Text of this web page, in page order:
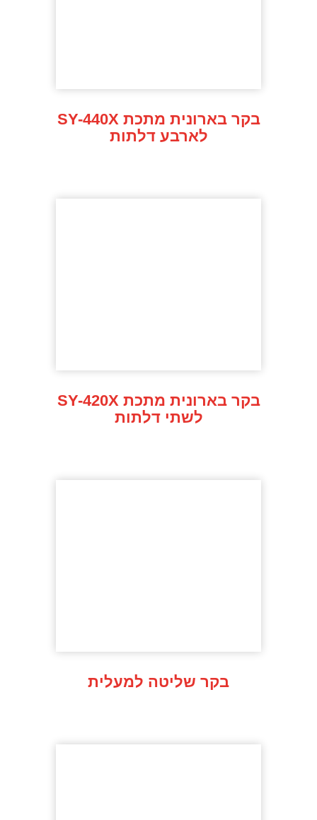
SY-440X בקר בארונית מתכת
לארבע דלתות
SY-420X בקר בארונית מתכת
לשתי דלתות
בקר שליטה למעלית